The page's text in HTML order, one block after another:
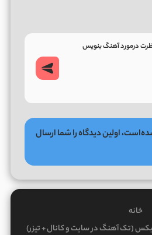
اولین دیدگاه را شما ارسال
خانه
(تک آهنگ در سایت و کانال + تیزر)